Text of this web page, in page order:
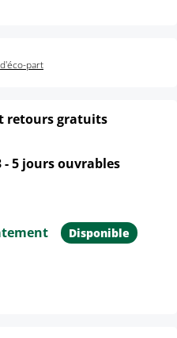
d'éco-part
retours gratuits
5 jours ouvrables
Disponible
produit